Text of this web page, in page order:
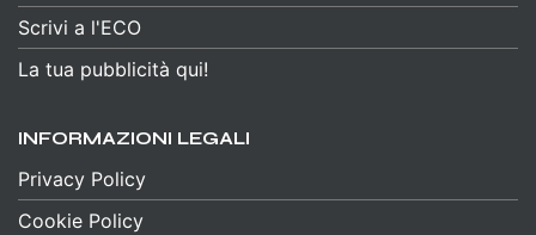
Scrivi a l'ECO
La tua pubblicità qui!
INFORMAZIONI LEGALI
Privacy Policy
Cookie Policy